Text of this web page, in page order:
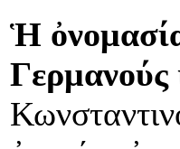
Ἡ
Γερμανούς